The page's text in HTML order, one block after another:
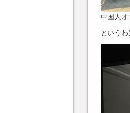
中国人オ
という